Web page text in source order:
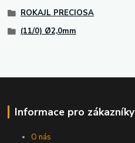
ROKAJL PRECIOSA
(11/0) Ø2,0mm
Informace pro zákazníky
O nás